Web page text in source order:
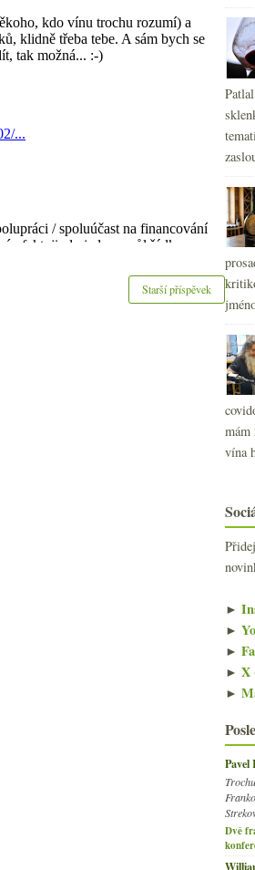
Starší příspěvek
mám
vína
►
►
►
► X
►
Pavel
Dvě